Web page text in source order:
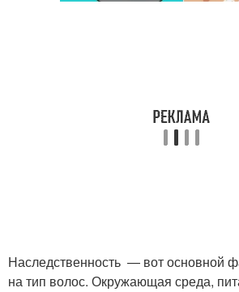
Наследственность — вот основной
на тип волос. Окружающая среда,